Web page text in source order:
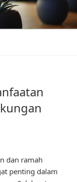
dan ramah
penting dalam